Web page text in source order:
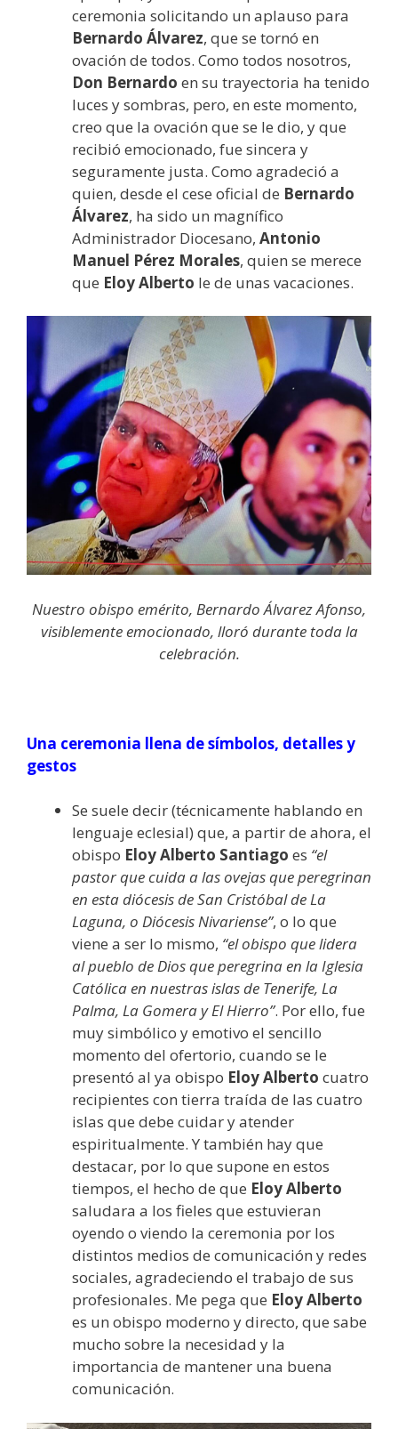
ceremonia solicitando un aplauso para
Bernardo Álvarez, que se tornó en
ovación de todos. Como todos nosotros,
Don Bernardo en su trayectoria ha tenido
luces y sombras, pero, en este momento,
creo que la ovación que se le dio, y que
recibió emocionado, fue sincera y
seguramente justa. Como agradeció a
quien, desde el cese oficial de Bernardo
Álvarez, ha sido un magnífico
Administrador Diocesano, Antonio
Manuel Pérez Morales, quien se merece
que Eloy Alberto le de unas vacaciones.
Nuestro obispo emérito, Bernardo Álvarez Afonso,
visiblemente emocionado, lloró durante toda la
celebración.
Una ceremonia llena de símbolos, detalles y
gestos
Se suele decir (técnicamente hablando en
lenguaje eclesial) que, a partir de ahora, el
obispo Eloy Alberto Santiago es “el
pastor que cuida a las ovejas que peregrinan
en esta diócesis de San Cristóbal de La
Laguna, o Diócesis Nivariense”, o lo que
viene a ser lo mismo, “el obispo que lidera
al pueblo de Dios que peregrina en la Iglesia
Católica en nuestras islas de Tenerife, La
Palma, La Gomera y El Hierro”. Por ello, fue
muy simbólico y emotivo el sencillo
momento del ofertorio, cuando se le
presentó al ya obispo Eloy Alberto cuatro
recipientes con tierra traída de las cuatro
islas que debe cuidar y atender
espiritualmente. Y también hay que
destacar, por lo que supone en estos
tiempos, el hecho de que Eloy Alberto
saludara a los fieles que estuvieran
oyendo o viendo la ceremonia por los
distintos medios de comunicación y redes
sociales, agradeciendo el trabajo de sus
profesionales. Me pega que Eloy Alberto
es un obispo moderno y directo, que sabe
mucho sobre la necesidad y la
importancia de mantener una buena
comunicación.